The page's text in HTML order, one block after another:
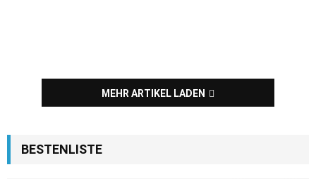
MEHR ARTIKEL LADEN
BESTENLISTE